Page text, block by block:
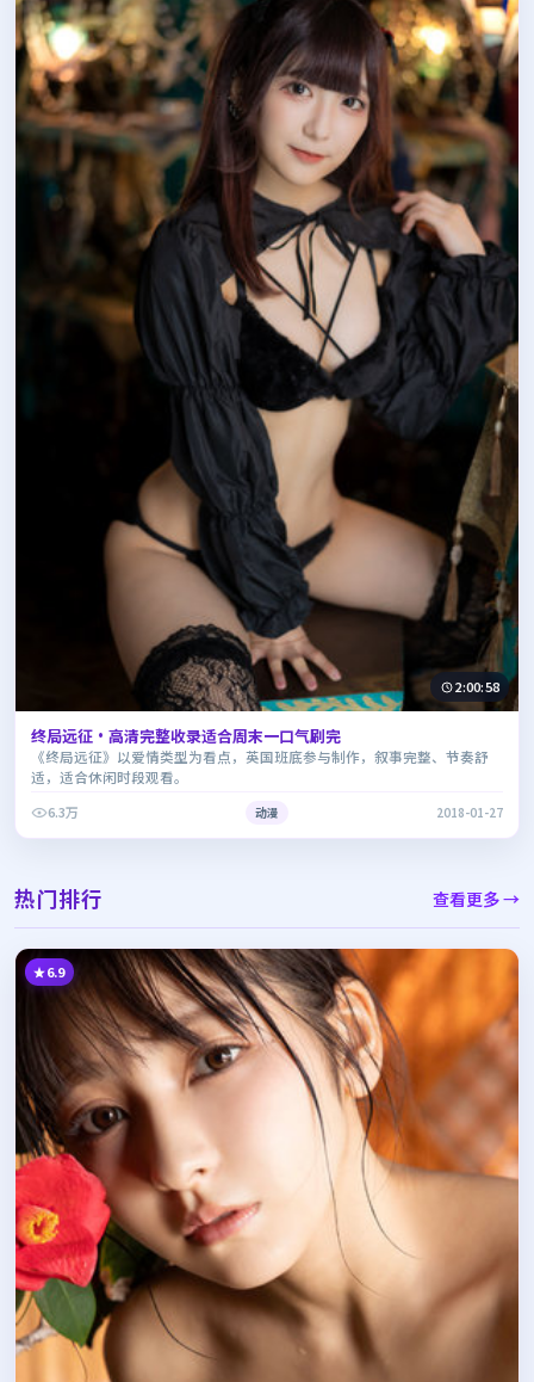
2:00:58
终局远征·高清完整收录适合周末一口气刷完
《终局远征》以爱情类型为看点，英国班底参与制作，叙事完整、节奏舒
适，适合休闲时段观看。
6.3万
动漫 2018-01-27
热门排行 查看更多 →
6.9